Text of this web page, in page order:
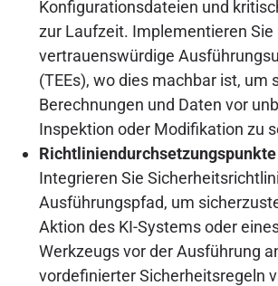
Konfigurationsdateien und
zur Laufzeit. Implementieren Sie
vertrauenswürdige
(TEEs), wo dies machbar ist, um
Berechnungen und Daten vor
Inspektion oder Modifikation zu
Richtliniendurchsetzungspunkte
Integrieren Sie
Ausführungspfad, um
Aktion des KI-Systems oder
Werkzeugs vor der Ausführung
vordefinierter Sicherheitsregeln